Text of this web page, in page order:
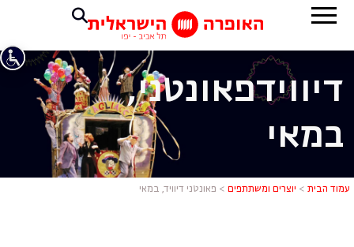
פאונטני
דיווידפאונטני,
במאי
עמוד הבית > יוצרים ומשתתפים > פאונטני דיוויד, במאי